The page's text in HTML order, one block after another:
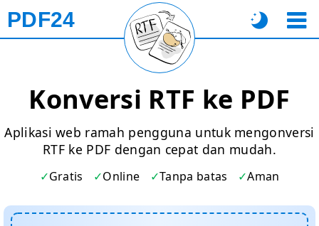
PDF24
Konversi RTF ke PDF
Aplikasi web ramah pengguna untuk mengonversi
RTF ke PDF dengan cepat dan mudah.
Gratis Online Tanpa batas Aman